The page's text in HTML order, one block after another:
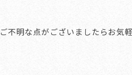
ご不明な点がございましたらお気